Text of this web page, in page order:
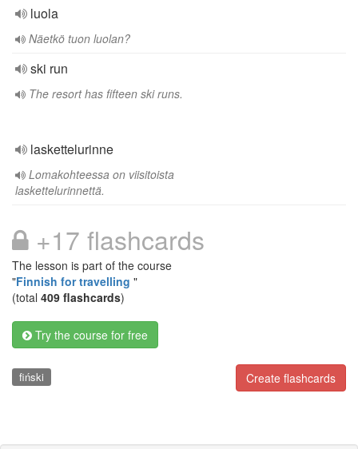
luola
Näetkö tuon luolan?
ski run
The resort has fifteen ski runs.
laskettelurinne
Lomakohteessa on viisitoista
laskettelurinnettä.
+17 flashcards
The lesson is part of the course
"Finnish for travelling "
(total 409 flashcards)
Try the course for free
Create flashcards
fiński